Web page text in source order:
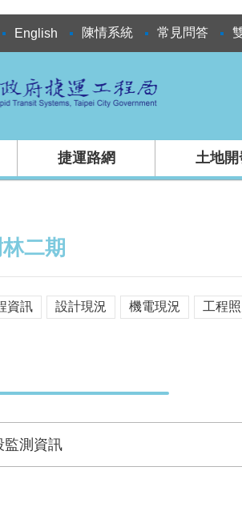
English 陳情系統 常見問答
捷運路網 土地開
二期
資訊 設計現況 機電現況 工程
監測資訊